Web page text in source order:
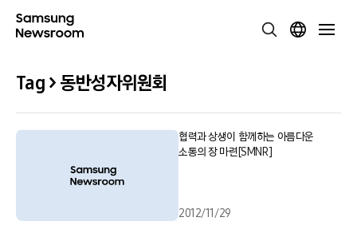
Tag > 동반성자위원회
협력과 상생이 함께하는 아름다운
소통의 장 마련[SMNR]
2012/11/29